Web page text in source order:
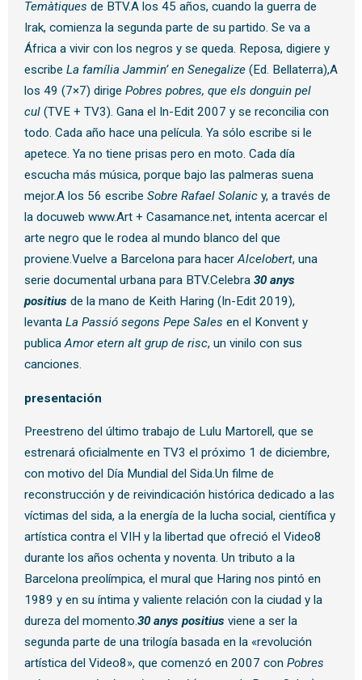
Temàtiques de BTV.A los 45 años, cuando la guerra de
Irak, comienza la segunda parte de su partido. Se va a
África a vivir con los negros y se queda. Reposa, digiere y
escribe La família Jammin’ en Senegalize(Ed. Bellaterra),A
los 49 (7×7) dirige Pobres pobres, que els donguin pel
cul (TVE + TV3). Gana el In-Edit 2007 y se reconcilia con
todo. Cada año hace una película. Ya sólo escribe si le
apetece. Ya no tiene prisas pero en moto. Cada día
escucha más música, porque bajo las palmeras suena
mejor.A los 56 escribe Sobre Rafael Solanicy, a través de
la docuweb www.Art + Casamance.net, intenta acercar el
arte negro que le rodea al mundo blanco del que
proviene.Vuelve a Barcelona para hacerAlcelobert, una
serie documental urbana para BTV.Celebra 30 anys
positius de la mano de Keith Haring (In-Edit 2019),
levanta La Passió segons Pepe Sales en el Konvent y
publicaAmor etern alt grup de risc, un vinilo con sus
canciones.
presentación
Preestreno del último trabajo de Lulu Martorell, que se
estrenará oficialmente en TV3 el próximo 1 de diciembre,
con motivo del Día Mundial del Sida.Un filme de
reconstrucción y de reivindicación histórica dedicado a las
víctimas del sida, a la energía de la lucha social, científica y
artística contra el VIH y la libertad que ofreció el Video8
durante los años ochenta y noventa. Un tributo a la
Barcelona preolímpica, el mural que Haring nos pintó en
1989 y en su íntima y valiente relación con la ciudad y la
dureza del momento.30 anys positiusviene a ser la
segunda parte de una trilogía basada en la «revolución
artística del Video8», que comenzó en 2007 con Pobres